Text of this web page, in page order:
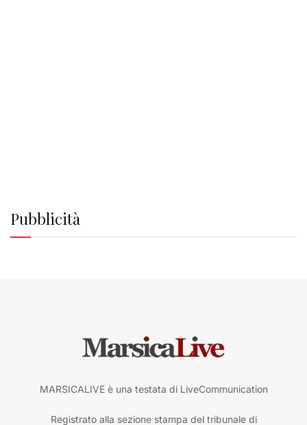
Pubblicità
MARSICALIVE è una testata di LiveCommunication
Registrato alla sezione stampa del tribunale di